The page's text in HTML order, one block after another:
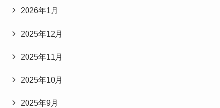
2026年1月
2025年12月
2025年11月
2025年10月
2025年9月